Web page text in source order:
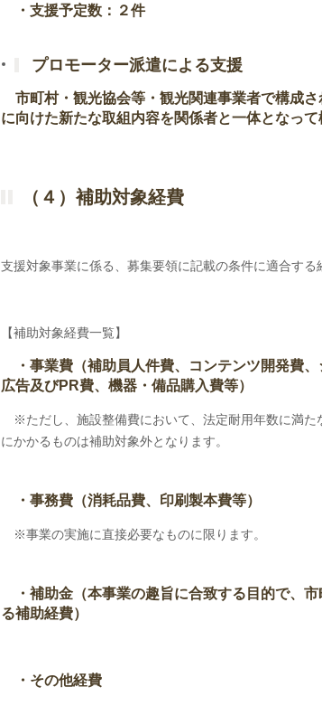
・支援予定数：２件
プロモーター派遣による支援
市町村・観光協会等・観光関連事業者で構成
に向けた新たな取組内容を関係者と一体となって
（４）補助対象経費
支援対象事業に係る、募集要領に記載の条件に適合す
【補助対象経費一覧】
・事業費（補助員人件費、コンテンツ開発費、
広告及びPR費、機器・備品購入費等）
※ただし、施設整備費において、法定耐用年数に満た
にかかるものは補助対象外となります。
・事務費（消耗品費、印刷製本費等）
※事業の実施に直接必要なものに限ります。
・補助金（本事業の趣旨に合致する目的で、
る補助経費）
・その他経費